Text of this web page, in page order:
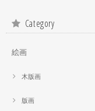
Category
絵画
木版画
版画